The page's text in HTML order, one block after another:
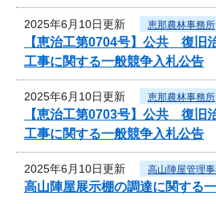
2025年6月10日更新 恵那農林事務所
【恵治工第0704号】公共 復
工事に関する一般競争入札公告
2025年6月10日更新 恵那農林事務所
【恵治工第0703号】公共 復
工事に関する一般競争入札公告
2025年6月10日更新 高山陣屋管理
高山陣屋展示棚の調達に関する